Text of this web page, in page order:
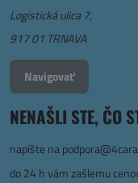
Logistická ulica 7,
917 01 TRNAVA
Navigovať
NENAŠLI STE, ČO
napíšte na
do 24 h vám zašlemu